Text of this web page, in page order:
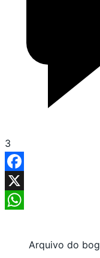
3
Facebook
X
Arquivo do bog